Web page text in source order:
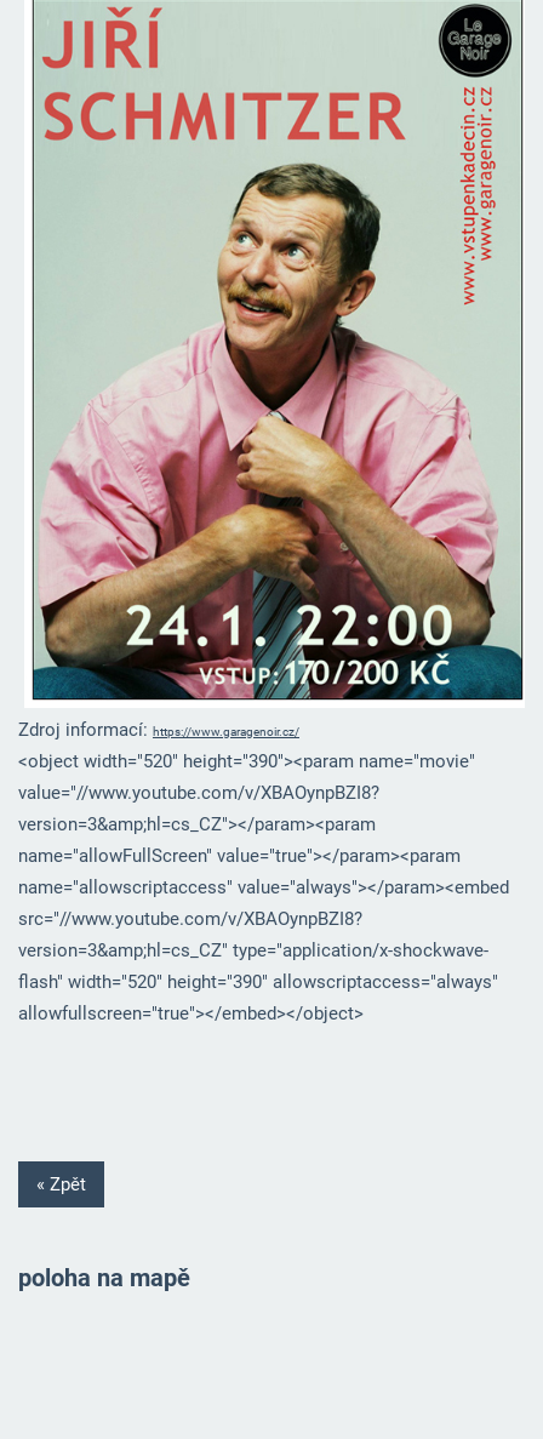
Zdroj informací: https://www.garagenoir.cz/
<object width="520" height="390"><param name="movie"
value="//www.youtube.com/v/XBAOynpBZI8?
version=3&amp;hl=cs_CZ"></param><param
name="allowFullScreen" value="true"></param><param
name="allowscriptaccess" value="always"></param><embed
src="//www.youtube.com/v/XBAOynpBZI8?
version=3&amp;hl=cs_CZ" type="application/x-shockwave-
flash" width="520" height="390" allowscriptaccess="always"
allowfullscreen="true"></embed></object>
« Zpět
poloha na mapě